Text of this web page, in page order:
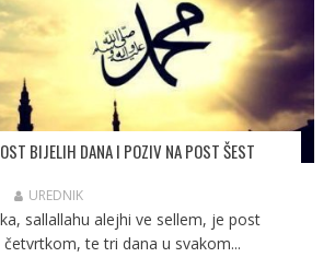
BIJELIH DANA I POZIV NA POST ŠEST
UREDNIK
sallallahu alejhi ve sellem, je post
te tri dana u svakom...